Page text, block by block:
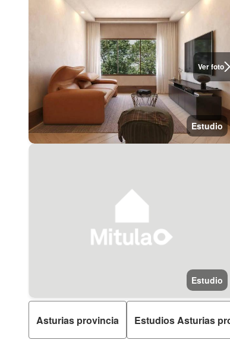
Ver foto
Estudio
Estudio
Asturias provincia Estudios Asturias